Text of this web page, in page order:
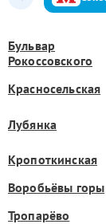
Бульвар
Рокоссовского
Красносельская
Лубянка
Кропоткинская
Воробьёвы горы
Тропарёво